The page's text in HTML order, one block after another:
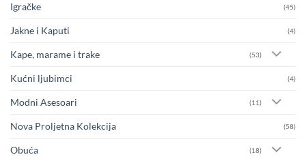
Igračke (45)
Jakne i Kaputi (4)
Kape, marame i trake (53)
Kućni ljubimci (4)
Modni Asesoari (11)
Nova Proljetna Kolekcija (58)
Obuća (18)